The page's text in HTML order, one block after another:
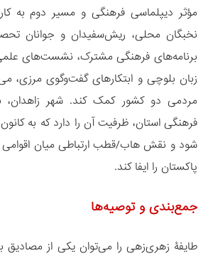
مؤثر دیپلماسی فرهنگی و مسیر دوم به
نخبگان محلی، ریش‌سفیدان و جوانان
برنامه‌های فرهنگی مشترک، نشست‌های
زبان بلوچی و ابتکارهای گفت‌وگوی مرزی،
مردمی دو کشور کمک کند. شهر زاهدان،
فرهنگی استان، ظرفیت آن را دارد که به
شود و نقش هاب/قطب ارتباطی میان
پاکستان را ایفا کند.
جمع‌بندی و توصیه‌ها
طایفۀ زهری‌زهی را می‌توان یکی از مصادیق